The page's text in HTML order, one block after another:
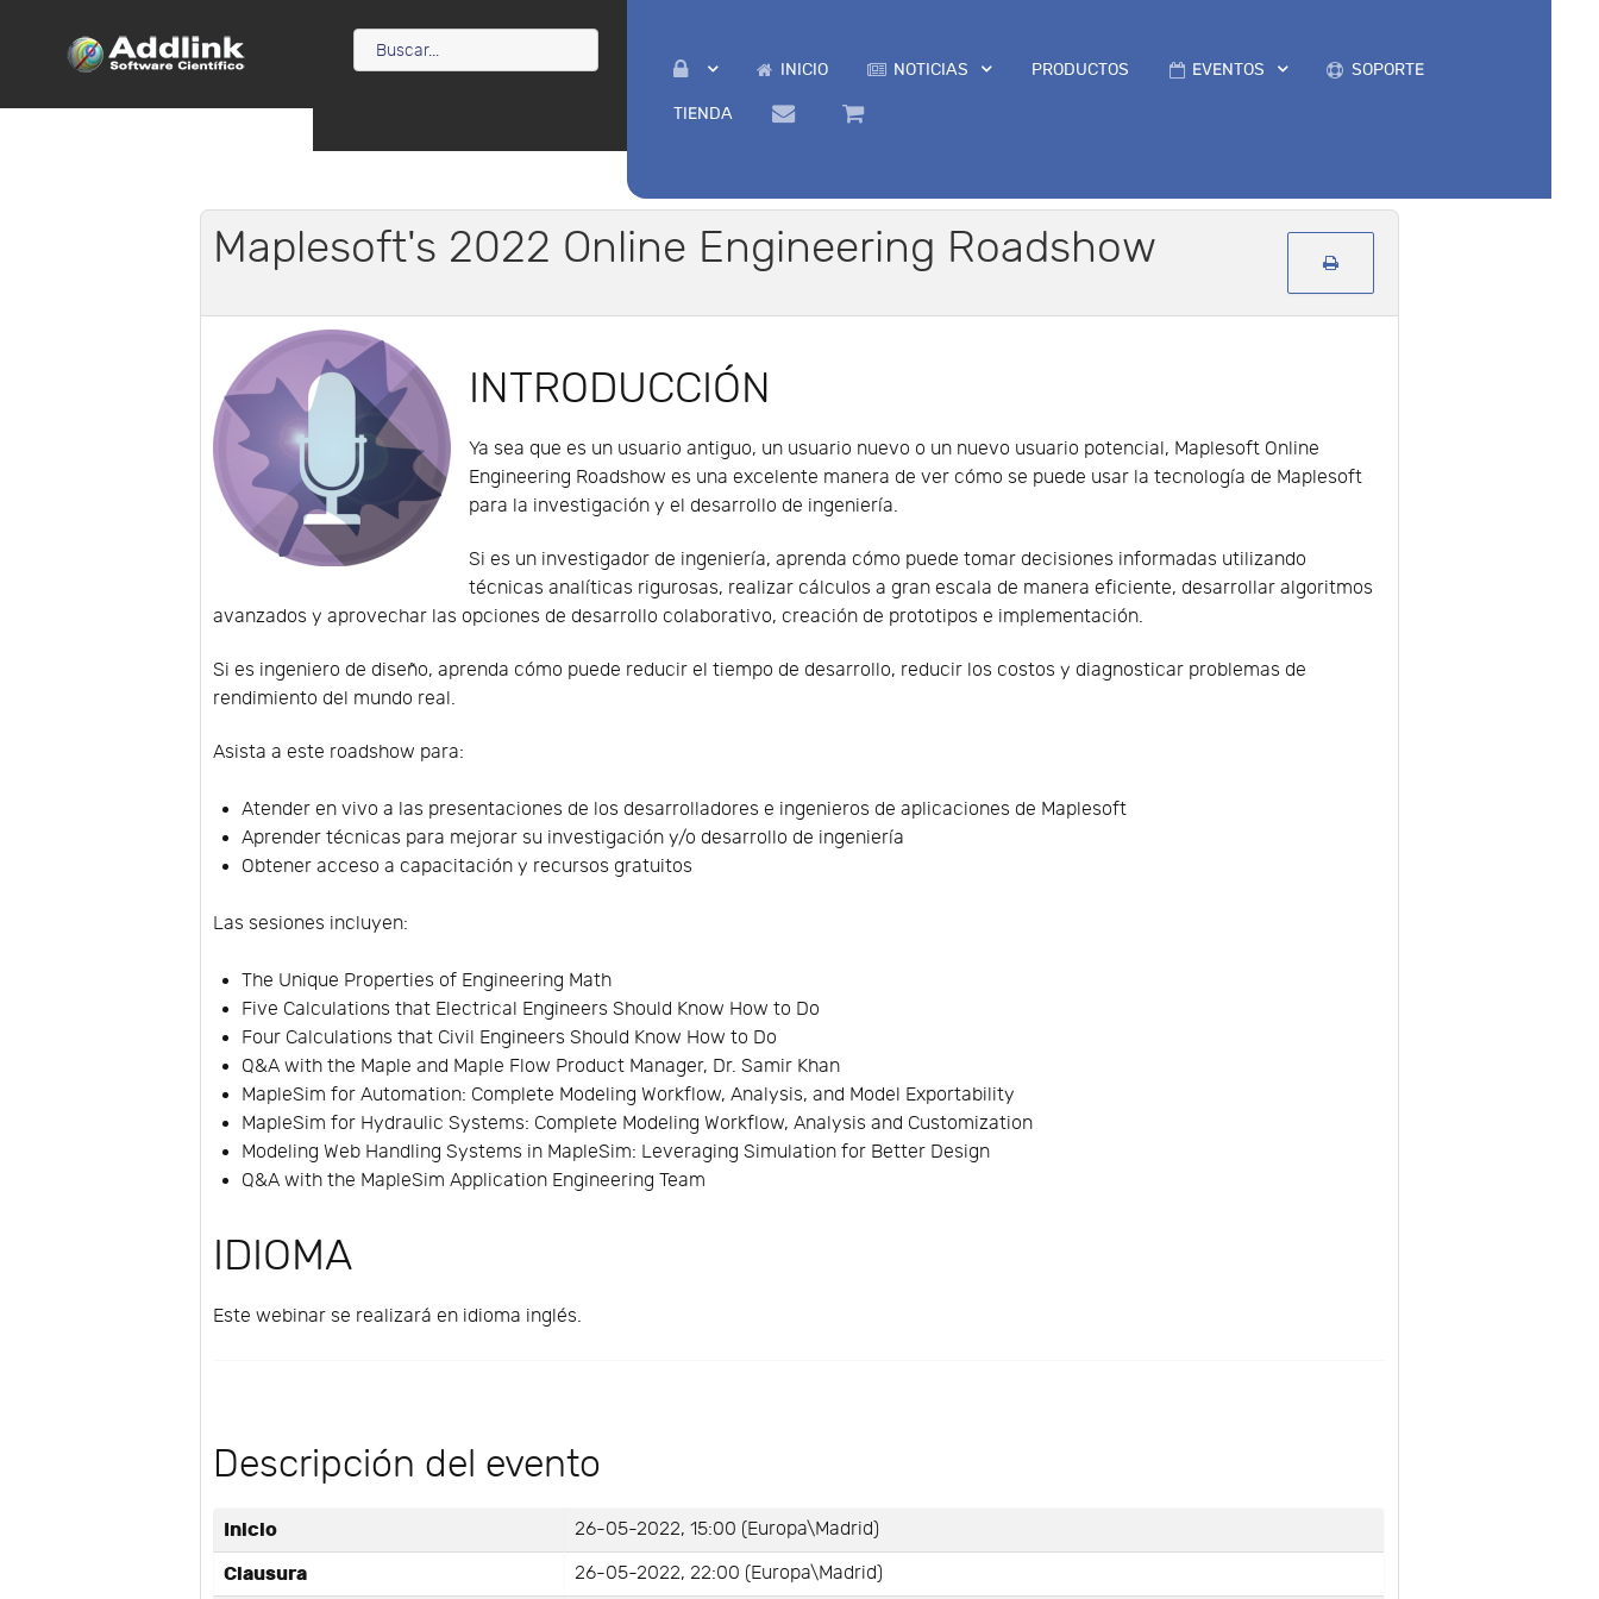
INICIO NOTICIAS PRODUCTOS EVENTOS SOPORTE
TIENDA
Maplesoft's 2022 Online Engineering Roadshow
INTRODUCCIÓN
Ya sea que es un usuario antiguo, un usuario nuevo o un nuevo usuario potencial, Maplesoft Online
Engineering Roadshow es una excelente manera de ver cómo se puede usar la tecnología de Maplesoft
para la investigación y el desarrollo de ingeniería.
Si es un investigador de ingeniería, aprenda cómo puede tomar decisiones informadas utilizando
técnicas analíticas rigurosas, realizar cálculos a gran escala de manera eficiente, desarrollar algoritmos
avanzados y aprovechar las opciones de desarrollo colaborativo, creación de prototipos e implementación.
Si es ingeniero de diseño, aprenda cómo puede reducir el tiempo de desarrollo, reducir los costos y diagnosticar problemas de
rendimiento del mundo real.
Asista a este roadshow para:
Atender en vivo a las presentaciones de los desarrolladores e ingenieros de aplicaciones de Maplesoft
Aprender técnicas para mejorar su investigación y/o desarrollo de ingeniería
Obtener acceso a capacitación y recursos gratuitos
Las sesiones incluyen:
The Unique Properties of Engineering Math
Five Calculations that Electrical Engineers Should Know How to Do
Four Calculations that Civil Engineers Should Know How to Do
Q&A with the Maple and Maple Flow Product Manager, Dr. Samir Khan
MapleSim for Automation: Complete Modeling Workflow, Analysis, and Model Exportability
MapleSim for Hydraulic Systems: Complete Modeling Workflow, Analysis and Customization
Modeling Web Handling Systems in MapleSim: Leveraging Simulation for Better Design
Q&A with the MapleSim Application Engineering Team
IDIOMA
Este webinar se realizará en idioma inglés.
Descripción del evento
Inicio 26-05-2022, 15:00 (Europa\Madrid)
Clausura 26-05-2022, 22:00 (Europa\Madrid)